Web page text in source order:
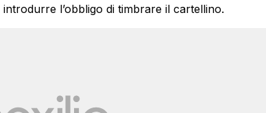
l’obbligo di timbrare il cartellino.